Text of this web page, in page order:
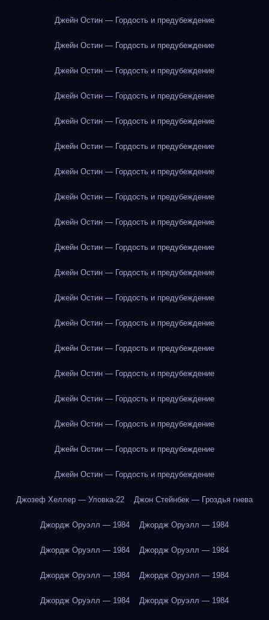
Джейн Остин — Гордость и предубеждение
Джейн Остин — Гордость и предубеждение
Джейн Остин — Гордость и предубеждение
Джейн Остин — Гордость и предубеждение
Джейн Остин — Гордость и предубеждение
Джейн Остин — Гордость и предубеждение
Джейн Остин — Гордость и предубеждение
Джейн Остин — Гордость и предубеждение
Джейн Остин — Гордость и предубеждение
Джейн Остин — Гордость и предубеждение
Джейн Остин — Гордость и предубеждение
Джейн Остин — Гордость и предубеждение
Джейн Остин — Гордость и предубеждение
Джейн Остин — Гордость и предубеждение
Джейн Остин — Гордость и предубеждение
Джейн Остин — Гордость и предубеждение
Джейн Остин — Гордость и предубеждение
Джейн Остин — Гордость и предубеждение
Джейн Остин — Гордость и предубеждение
Джозеф Хеллер — Уловка-22 Джон Стейнбек — Гроздья гнева
Джордж Оруэлл — 1984 Джордж Оруэлл — 1984
Джордж Оруэлл — 1984 Джордж Оруэлл — 1984
Джордж Оруэлл — 1984 Джордж Оруэлл — 1984
Джордж Оруэлл — 1984 Джордж Оруэлл — 1984